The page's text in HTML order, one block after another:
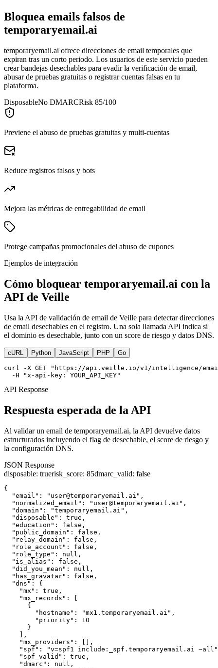
Bloquea emails falsos de
temporaryemail.ai
temporaryemail.ai ofrece direcciones de email temporales que
expiran tras un corto periodo. Los usuarios de este servicio pueden
crear bandejas desechables para evadir la verificación de email,
abusar de pruebas gratuitas o registrar cuentas falsas en tu
plataforma.
DisposableNo DMARCRisk 85/100
Previene el abuso de pruebas gratuitas y multi-cuentas
Reduce registros falsos y bots
Mejora las métricas de entregabilidad de email
Protege campañas promocionales del abuso de cupones
Ejemplos de integración
Cómo bloquear temporaryemail.ai con la
API de Veille
Usa la API de validación de email de Veille para detectar direcciones
de email desechables en el registro. Una sola llamada API indica si
el dominio es desechable, junto con un score de riesgo y datos DNS.
cURL Python JavaScript PHP Go
curl -X GET "https://api.veille.io/v1/intelligence/
  -H "x-api-key: YOUR_API_KEY"
API Response
Respuesta esperada de la API
Al validar un email de temporaryemail.ai, la API devuelve datos
estructurados incluyendo el flag de desechable, el score de riesgo y
la configuración DNS.
JSON Response
disposable: truerisk_score: 85dmarc_valid: false
{
  "email": "user@temporaryemail.ai",
  "normalized_email": "user@temporaryemail.ai",
  "domain": "temporaryemail.ai",
  "disposable": true,
  "education": false,
  "public_domain": false,
  "relay_domain": false,
  "role_account": false,
  "role_type": null,
  "is_alias": false,
  "did_you_mean": null,
  "has_gravatar": false,
  "dns": {
    "mx": true,
    "mx_records": [
      {
        "hostname": "mx1.temporaryemail.ai",
        "priority": 10
      }
    ],
    "mx_providers": [],
"spf": "v=spf1 include:_spf.temporaryemail.ai
    "spf_valid": true,
    "dmarc": null,